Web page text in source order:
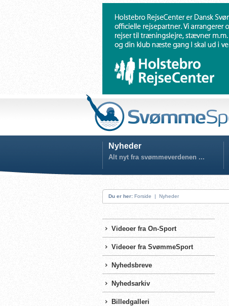
Nyheder
Alt nyt fra svømmeverdenen ...
Du er her: Forside | Nyheder
Videoer fra On-Sport
Videoer fra SvømmeSport
Nyhedsbreve
Nyhedsarkiv
Billedgalleri